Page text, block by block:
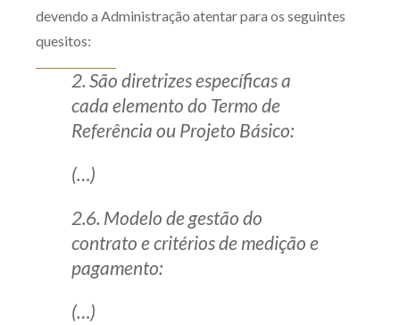
devendo a Administração atentar para os seguintes
quesitos:
2. São diretrizes específicas a
cada elemento do Termo de
Referência ou Projeto Básico:
(…)
2.6. Modelo de gestão do
contrato e critérios de medição e
pagamento:
(…)